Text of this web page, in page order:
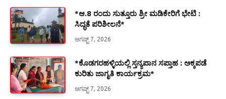
*ಆ.8 ರಂದು ಸುತ್ತೂರು ಶ್ರೀ ಮಡಿಕೇರಿಗೆ ಭೇಟಿ :
ಸಿದ್ಧತೆ ಪರಿಶೀಲನೆ*
ಆಗಷ್ಟ್ 7, 2026
*ಕೊಡಗರಹಳ್ಳಿಯಲ್ಲಿ ಸ್ತನ್ಯಪಾನ ಸಪ್ತಾಹ : ಅಕ್ಕಪಡೆ
ಕುರಿತು ಜಾಗೃತಿ ಕಾರ್ಯಕ್ರಮ*
ಆಗಷ್ಟ್ 7, 2026